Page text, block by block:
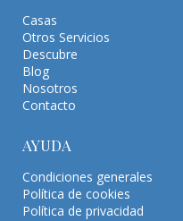
Casas
Otros Servicios
Descubre
Blog
Nosotros
Contacto
AYUDA
Condiciones generales
Política de cookies
Política de privacidad